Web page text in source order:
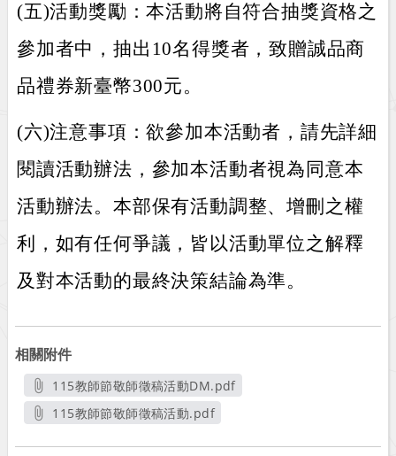
(五)活動獎勵：本活動將自符合抽獎資格之
參加者中，抽出10名得獎者，致贈誠品商
品禮券新臺幣300元。
(六)注意事項：欲參加本活動者，請先詳細
閱讀活動辦法，參加本活動者視為同意本
活動辦法。本部保有活動調整、增刪之權
利，如有任何爭議，皆以活動單位之解釋
及對本活動的最終決策結論為準。
相關附件
115教師節敬師徵稿活動DM.pdf
另開新視窗
115教師節敬師徵稿活動.pdf